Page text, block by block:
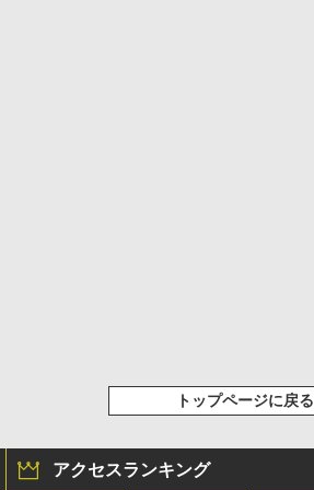
トップページに戻る
アクセスランキング